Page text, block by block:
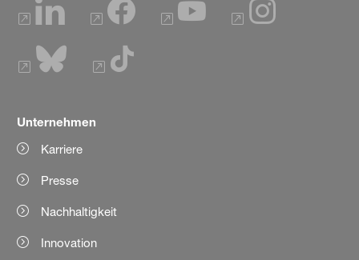
Unternehmen
Karriere
Presse
Nachhaltigkeit
Innovation